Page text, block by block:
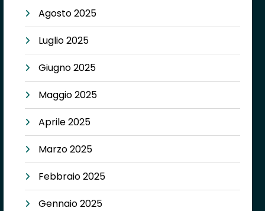
Agosto 2025
Luglio 2025
Giugno 2025
Maggio 2025
Aprile 2025
Marzo 2025
Febbraio 2025
Gennaio 2025